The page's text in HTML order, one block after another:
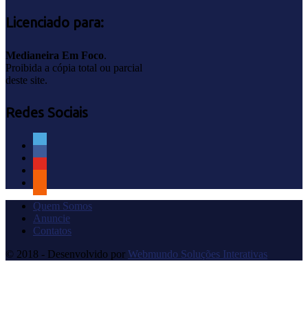
Licenciado para:
Medianeira Em Foco.
Proibida a cópia total ou parcial
deste site.
Redes Sociais
Quem Somos
Anuncie
Contatos
© 2018 - Desenvolvido por Webmundo Soluções Interativas